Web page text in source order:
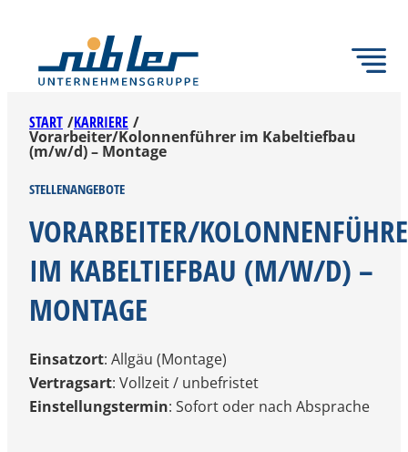
Back
START /KARRIERE /
Vorarbeiter/Kolonnenführer im Kabeltiefbau
(m/w/d) – Montage
STELLENANGEBOTE
VORARBEITER/
IM KABELTIEFBAU (M/W/D) –
MONTAGE
Einsatzort: Allgäu (Montage)
Vertragsart: Vollzeit / unbefristet
Einstellungstermin: Sofort oder nach Absprache